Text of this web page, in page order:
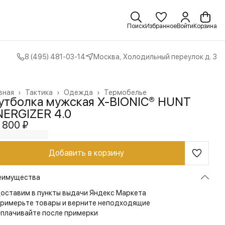
ПоискИзбранноеВойти Корзина
8 (495) 481-03-14 Москва, Холодильный переулок д. 3
Термобелье
Одежда ›
Тактика ›
›
мужская X-BIONIC® HUNT
4.0
800 ₽
Добавить в корзину
в пункты выдачи Яндекс Маркета
товары и верните неподходящие
после примерки